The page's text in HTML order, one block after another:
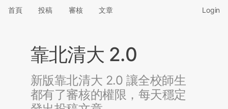
首頁 投稿 審核 文章 Login
靠北清大 2.0
新版靠北清大 2.0 讓全校師生
都有了審核的權限，每天穩定